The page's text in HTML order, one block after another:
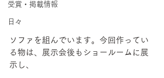
受賞・掲載情報
日々
ソファを組んでいます。今回作ってい
る物は、展示会後もショールームに展
示し、